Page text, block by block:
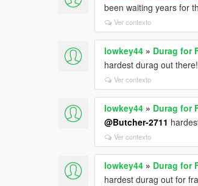
been waiting years for
Ver contexto
lowkey44 » Durag for
hardest durag out there!
Ver contexto
lowkey44 » Durag for
@Butcher-2711
Ver contexto
lowkey44 » Durag for
hardest durag out for